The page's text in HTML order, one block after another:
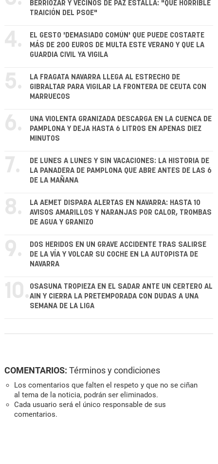
BERRIOZAR Y VECINOS DE PAZ ESTALLA: "QUÉ HORRIBLE
TRAICIÓN DEL PSOE"
4.
EL GESTO 'DEMASIADO COMÚN' QUE PUEDE COSTARTE
MÁS DE 200 EUROS DE MULTA ESTE VERANO Y QUE LA
GUARDIA CIVIL YA VIGILA
5.
LA FRAGATA NAVARRA LLEGA AL ESTRECHO DE
GIBRALTAR PARA VIGILAR LA FRONTERA DE CEUTA CON
MARRUECOS
6.
UNA VIOLENTA GRANIZADA DESCARGA EN LA CUENCA DE
PAMPLONA Y DEJA HASTA 6 LITROS EN APENAS DIEZ
MINUTOS
7.
DE LUNES A LUNES Y SIN VACACIONES: LA HISTORIA DE
LA PANADERA DE PAMPLONA QUE ABRE ANTES DE LAS 6
DE LA MAÑANA
8.
LA AEMET DISPARA ALERTAS EN NAVARRA: HASTA 10
AVISOS AMARILLOS Y NARANJAS POR CALOR, TROMBAS
DE AGUA Y GRANIZO
9.
DOS HERIDOS EN UN GRAVE ACCIDENTE TRAS SALIRSE
DE LA VÍA Y VOLCAR SU COCHE EN LA AUTOPISTA DE
NAVARRA
10. OSASUNA TROPIEZA EN EL SADAR ANTE UN CERTERO AL
AIN Y CIERRA LA PRETEMPORADA CON DUDAS A UNA
SEMANA DE LA LIGA
COMENTARIOS: Términos y condiciones
Los comentarios que falten el respeto y que no se ciñan
al tema de la noticia, podrán ser eliminados.
Cada usuario será el único responsable de sus
comentarios.